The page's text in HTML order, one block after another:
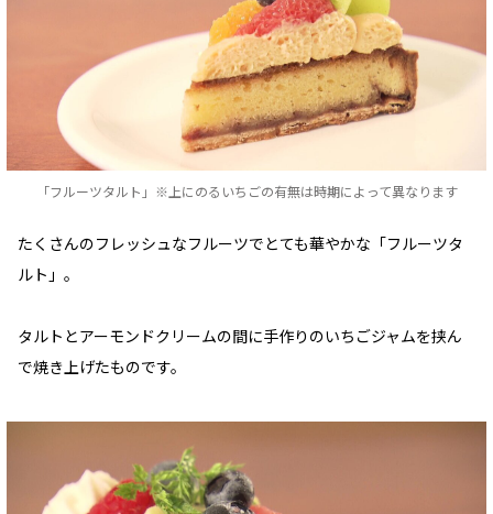
「フルーツタルト」※上にのるいちごの有無は時期によって異なります
たくさんのフレッシュなフルーツでとても華やかな「フルーツタ
ルト」。
タルトとアーモンドクリームの間に手作りのいちごジャムを挟ん
で焼き上げたものです。